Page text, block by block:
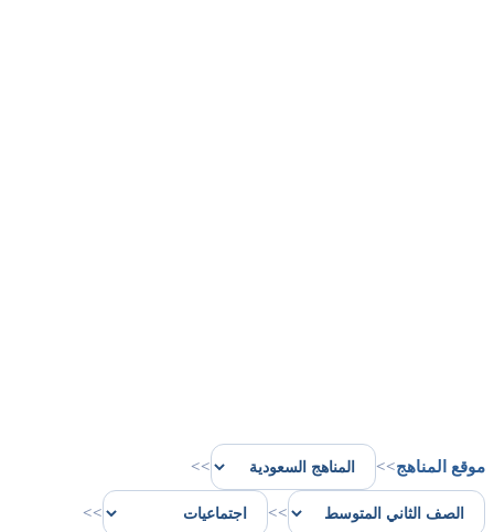
موقع المناهج>>
>>
>>
>>